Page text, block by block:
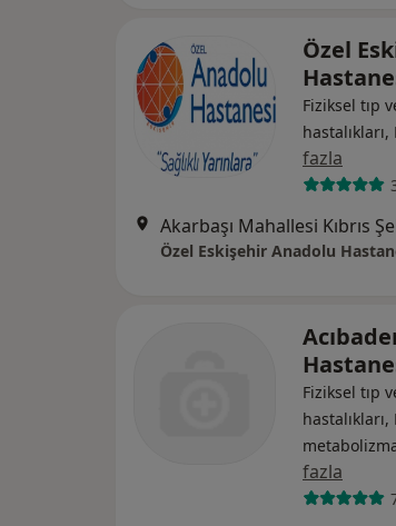
Özel
Fiziksel tıp
fazla
Özel Eskişehir Anadolu
Fiziksel tıp
fazla